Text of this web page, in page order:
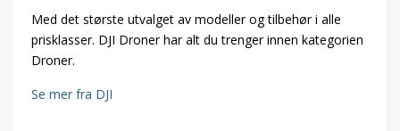
Med det største utvalget av modeller og tilbehør i alle
prisklasser. DJI Droner har alt du trenger innen kategorien
Droner.
Se mer fra DJI